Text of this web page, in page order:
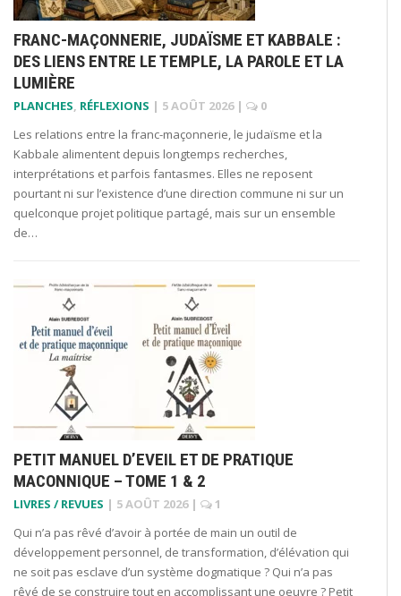
FRANC-MAÇONNERIE, JUDAÏSME ET KABBALE :
DES LIENS ENTRE LE TEMPLE, LA PAROLE ET LA
LUMIÈRE
PLANCHES, RÉFLEXIONS | 5 AOÛT 2026 |
0
Les relations entre la franc-maçonnerie, le judaïsme et la
Kabbale alimentent depuis longtemps recherches,
interprétations et parfois fantasmes. Elles ne reposent
pourtant ni sur l’existence d’une direction commune ni sur un
quelconque projet politique partagé, mais sur un ensemble
de…
PETIT MANUEL D’EVEIL ET DE PRATIQUE
MACONNIQUE – TOME 1 & 2
LIVRES / REVUES | 5 AOÛT 2026 |
1
Qui n’a pas rêvé d’avoir à portée de main un outil de
développement personnel, de transformation, d’élévation qui
ne soit pas esclave d’un système dogmatique ? Qui n’a pas
rêvé de se construire tout en accomplissant une oeuvre ? Petit